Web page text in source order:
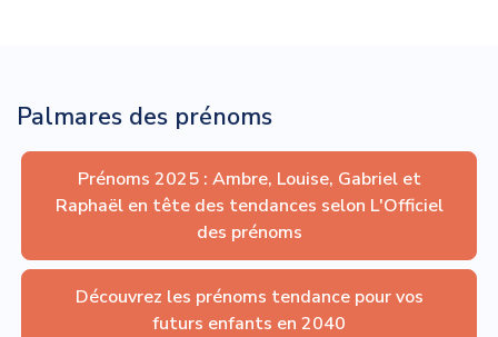
Palmares des prénoms
Prénoms 2025 : Ambre, Louise, Gabriel et
Raphaël en tête des tendances selon L'Officiel
des prénoms
Découvrez les prénoms tendance pour vos
futurs enfants en 2040